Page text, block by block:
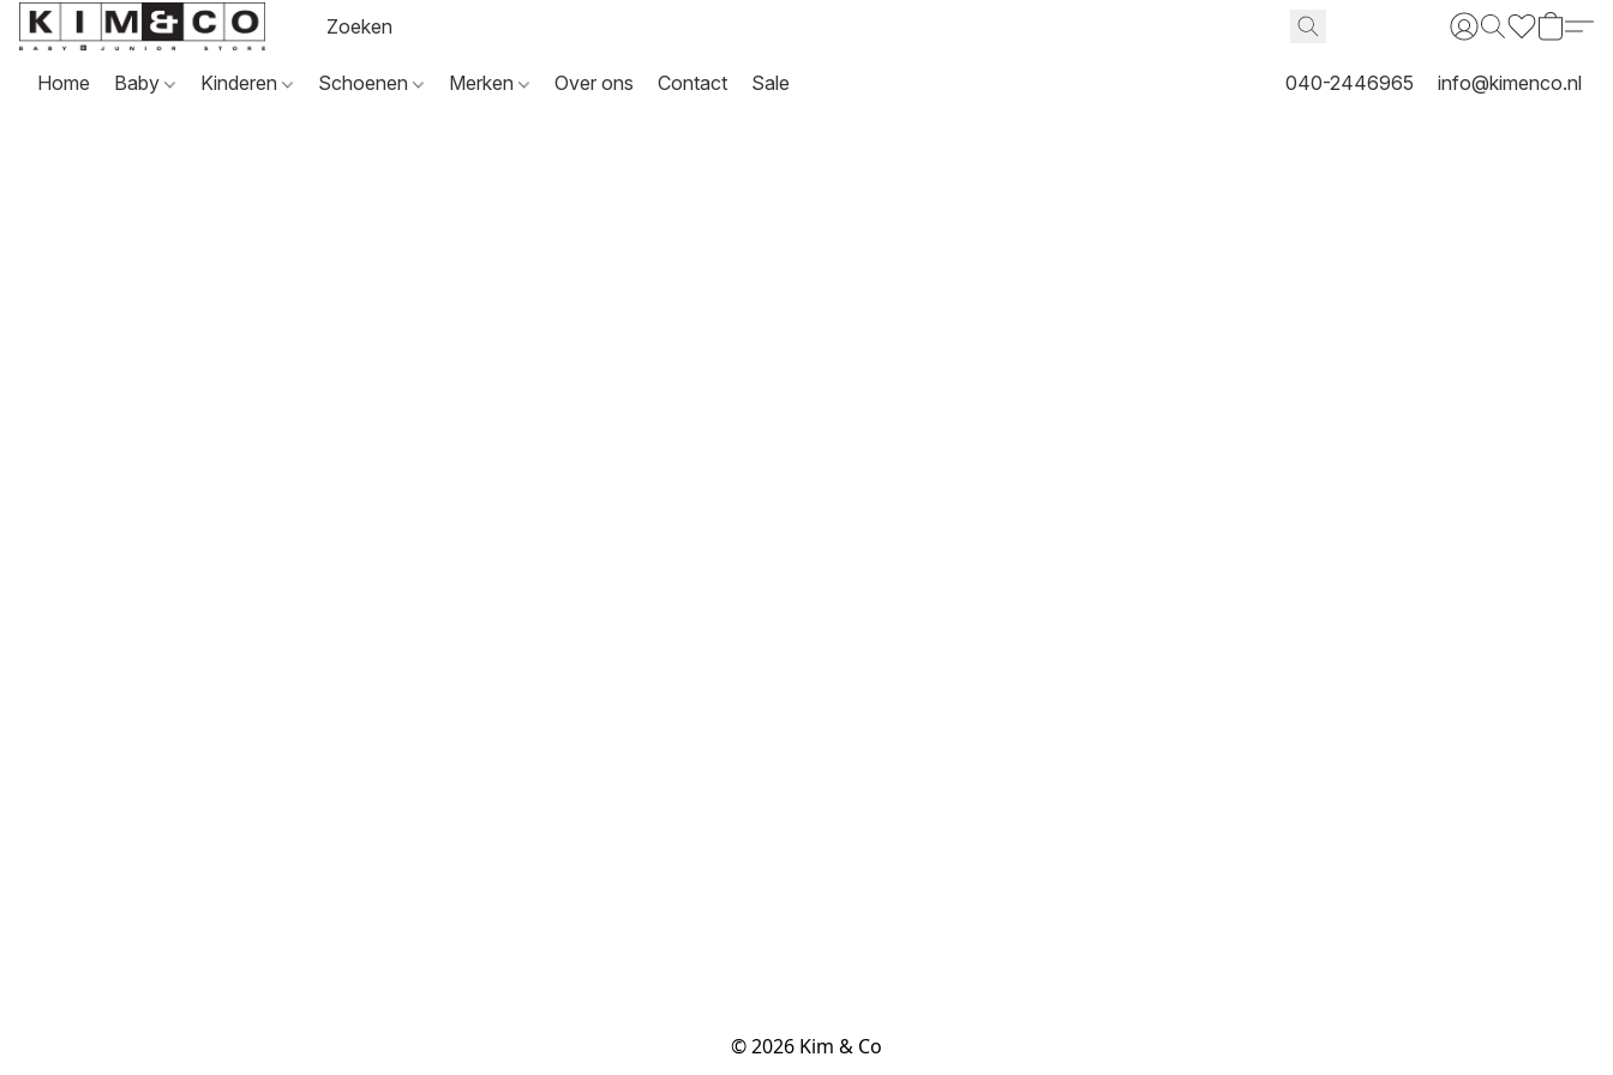
Home Baby Kinderen Schoenen Merken Over ons Contact Sale 040-2446965 info@kimenco.nl
© 2026 Kim & Co